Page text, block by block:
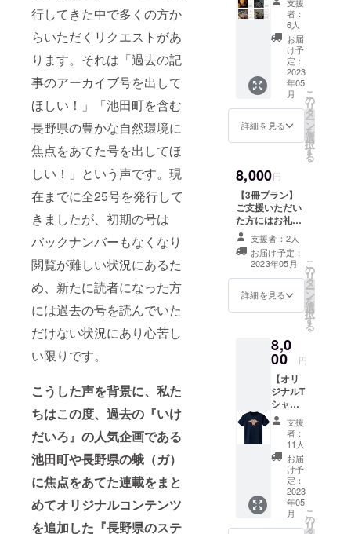
行してきた中で多くの方か
らいただくリクエストがあ
ります。それは「過去の記
事のアーカイブ号を出して
ほしい！」「池田町を含む
長野県の豊かな自然環境に
焦点をあてた号を出してほ
しい！」という声です。現
在までに全25号を発行して
きましたが、初期の号は
バックナンバーもなくなり
閲覧が難しい状況にあるた
め、新たに読者になった方
には過去の号を読んでいた
だけない状況にあり心苦し
い限りです。
こうした声を背景に、私た
ちはこの度、過去の『いけ
だいろ』の人気企画である
池田町や長野県の蛾（ガ）
に焦点をあてた連載をまと
めてオリジナルコンテンツ
を追加した『長野県のステ
業の合間を
縫いながら
役割分担を
行い運営し
ています。
発足当初か
ら住むとこ
ろが津々
ため、定期
的にオンラ
インミー
ティングを
開き、メン
バーの近況
報告を交え
ながら和気
だしや制作
準備をして
います。ま
た、各団体
さんと連携
して、地域
活性を目的
としたイベ
画・参加も
行っていま
メッ
セージ
・お名
前掲載
・『長
野県の
ステキ
な蛾
100』1
冊 ※ご
お名前
(もしく
はニッ
クネー
ム)を本
裏表紙
の支援
者一覧
に掲載
す。ご
希望の
名前を
備考欄
にご記
入くだ
さい。
ダープ
ラン】
写真家
として
も活躍
する筆
者らが
撮影し
た長野
県の蛾
の写真
を使っ
ジナル
卓上カ
レン
ダーを
郵送さ
せてい
ただく
プラン
です。
仕事場
の机の
かわい
い蛾の
写真を
置いて
みては
いかが
でしょ
うか？
・お礼
のメッ
セージ
・お名
前掲載
・『長
野県の
者：
6人
お届
け予
定：
2023
年05
月
詳細を見る
こ
の
リ
タ
ー
ン
を
選
択
す
る
8,000円
【3冊プラン】
ご支援いただい
た方にはお礼状
と『長野県のス
テキな蛾100』3
冊を郵送させて
いただきます。
ご家族やご友人
にも本を贈りた
セージ ・お名前
掲載 ・『長野県
のステキな蛾
100』3冊 ※ご支
援いただいた方
のお名前(もしく
はニックネーム)
を冊子の支援者
一覧に掲載しま
す。ご希望の方
はお名前を備考
欄にご記入くだ
さい。
支援者：2人
お届け予定：
2023年05月
詳細を見る
こ
の
リ
タ
ー
ン
を
選
択
す
る
8,0
00 円
【オリ
ジナルT
シャツ
プラ
ン】 か
わいい
エゾヨ
ツメの
顔を描
いたオ
リジナ
ルTシャ
ツと
支援
者：
11人
お届
け予
定：
2023
年05
月
こ
の
リ